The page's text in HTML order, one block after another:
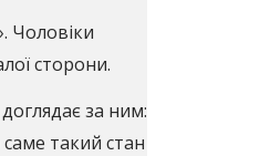
Чоловіки
сторони.
за ним:
такий стан